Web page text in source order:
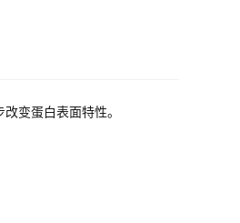
变蛋白表面特性。